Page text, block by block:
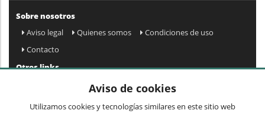
Sobre nosotros
Aviso legal
Quienes somos
Condiciones de uso
Contacto
Otros links
Preguntas frecuentes
Aviso de cookies
Utilizamos cookies y tecnologías similares en este sitio web